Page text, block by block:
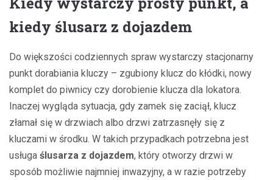
kiedy ślusarz z dojazdem
Do większości codziennych spraw wystarczy stacjonarny
punkt dorabiania kluczy – zgubiony klucz do kłódki, nowy
komplet do piwnicy czy dorobienie klucza dla lokatora.
Inaczej wygląda sytuacja, gdy zamek się zaciął, klucz
złamał się w drzwiach albo drzwi zatrzasnęły się z
kluczami w środku. W takich przypadkach potrzebna jest
usługa ślusarza z dojazdem, który otworzy drzwi w
sposób możliwie najmniej inwazyjny, a w razie potrzeby